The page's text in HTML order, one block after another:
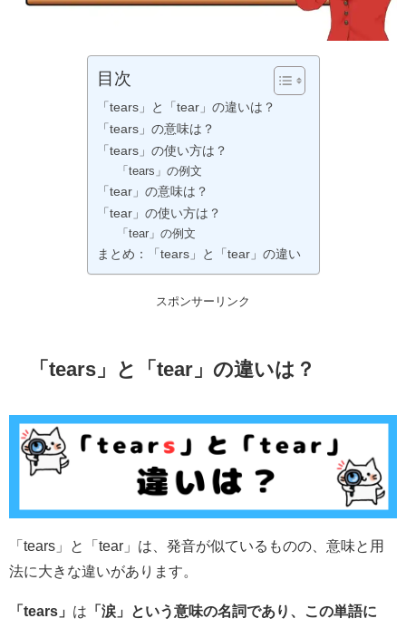
目次
「tears」と「tear」の違いは？
「tears」の意味は？
「tears」の使い方は？
「tears」の例文
「tear」の意味は？
「tear」の使い方は？
「tear」の例文
まとめ：「tears」と「tear」の違い
スポンサーリンク
「tears」と「tear」の違いは？
「tears」と「tear」は、発音が似ているものの、意味と用
法に大きな違いがあります。
「tears」 は 「涙」という意味の名詞であり、この単語に